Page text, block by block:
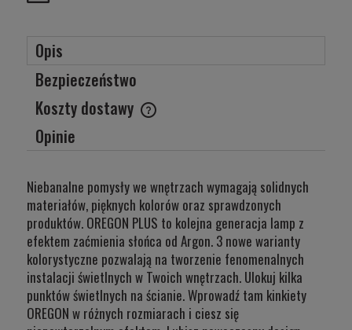
Opis
Bezpieczeństwo
Koszty dostawy
Cena nie zawiera ewentualnych kosztów płatności
Opinie
Niebanalne pomysły we wnętrzach wymagają solidnych
materiałów, pięknych kolorów oraz sprawdzonych
produktów. OREGON PLUS to kolejna generacja lamp z
efektem zaćmienia słońca od Argon. 3 nowe warianty
kolorystyczne pozwalają na tworzenie fenomenalnych
instalacji świetlnych w Twoich wnętrzach. Ulokuj kilka
punktów świetlnych na ścianie. Wprowadź tam kinkiety
OREGON w różnych rozmiarach i ciesz się